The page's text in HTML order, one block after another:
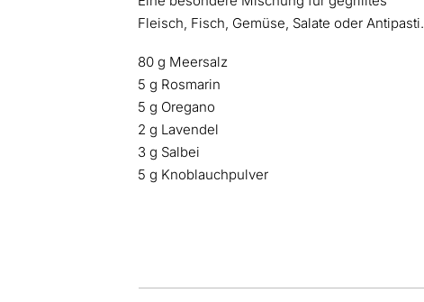
Fleisch, Fisch, Gemüse, Salate oder Antipasti.
80 g Meersalz
5 g Rosmarin
5 g Oregano
2 g Lavendel
3 g Salbei
5 g Knoblauchpulver